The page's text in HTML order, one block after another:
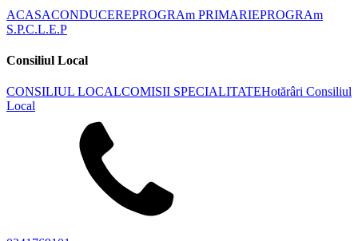
ACASACONDUCEREPROGRAm PRIMARIEPROGRAm
S.P.C.L.E.P
Consiliul Local
CONSILIUL LOCALCOMISII SPECIALITATEHotărâri Consiliul
Local